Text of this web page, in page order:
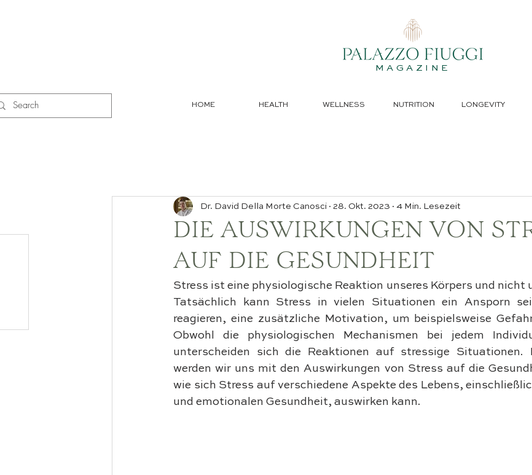
MAGAZINE
HOME HEALTH WELLNESS NUTRITION LONGEVITY
DIE AUSWIRKUNGEN VON
AUF DIE GESUNDHEIT
Dr. David Della Morte Canosci 28. Okt. 2023 4 Min. Lesezeit
Stress ist eine physiologische Reaktion unseres Körpers und nicht
Tatsächlich kann Stress in vielen Situationen ein Ansporn
reagieren, eine zusätzliche Motivation, um beispielsweise
Obwohl die physiologischen Mechanismen bei jedem
unterscheiden sich die Reaktionen auf stressige Situationen.
werden wir uns mit den Auswirkungen von Stress auf die
wie sich Stress auf verschiedene Aspekte des Lebens,
und emotionalen Gesundheit, auswirken kann.